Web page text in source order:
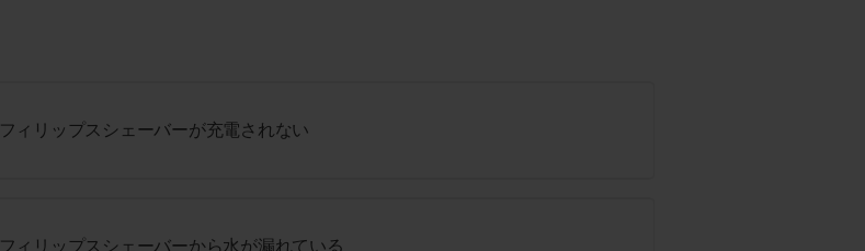
フィリップスシェーバーが充電されない
フィリップスシェーバーから水が漏れている